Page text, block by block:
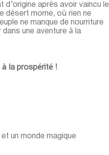
après avoir vaincu le
désert morne, où rien ne
ne manque de nourriture
une aventure à la
à la prospérité !
un monde magique